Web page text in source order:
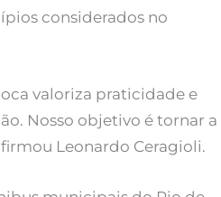
considerados no
valoriza praticidade e
Nosso objetivo é tornar a
Leonardo Ceragioli.